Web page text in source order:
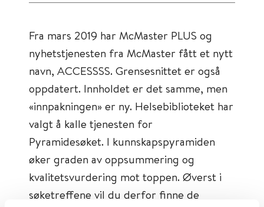
Fra mars 2019 har McMaster PLUS og
nyhetstjenesten fra McMaster fått et nytt
navn, ACCESSSS. Grensesnittet er også
oppdatert. Innholdet er det samme, men
«innpakningen» er ny. Helsebiblioteket har
valgt å kalle tjenesten for
Pyramidesøket. I kunnskapspyramiden
øker graden av oppsummering og
kvalitetsvurdering mot toppen. Øverst i
søketreffene vil du derfor finne de